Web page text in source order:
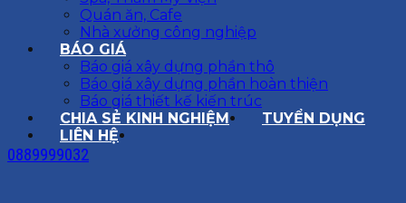
Quán ăn, Cafe
Nhà xưởng công nghiệp
BÁO GIÁ
Báo giá xây dựng phần thô
Báo giá xây dựng phần hoàn thiện
Báo giá thiết kế kiến trúc
CHIA SẺ KINH NGHIỆM
TUYỂN DỤNG
LIÊN HỆ
0889999032